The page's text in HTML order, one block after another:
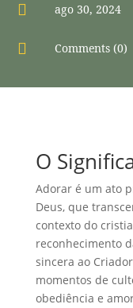
 ago 30, 2024
 Comments (0)
O
Adorar é um ato
Deus, que
contexto do
reconhecimento
sincera ao
momentos de
obediência e